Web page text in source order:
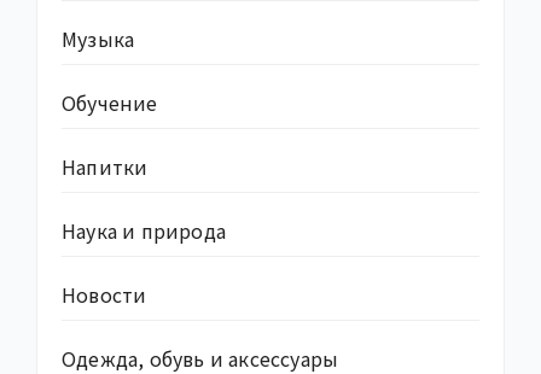
Музыка
Обучение
Напитки
Наука и природа
Новости
Одежда, обувь и аксессуары